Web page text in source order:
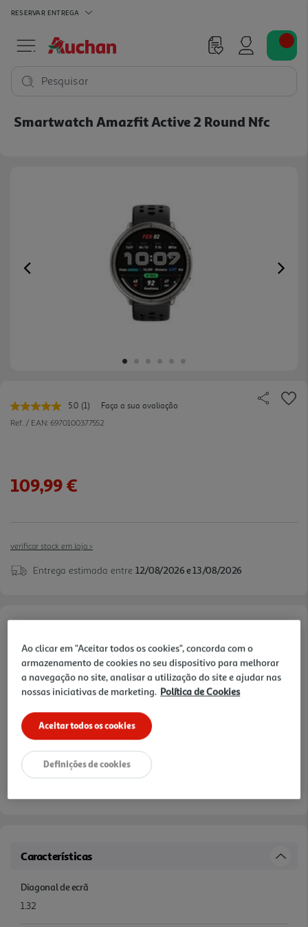
RESERVAR ENTREGA
Pesquisar
Smartwatch Amazfit Active 2 Round Nfc
Previous
5.0 Leu
uma
(1)
Faça a sua avaliação
Ref. / EAN: 6970100377552
109,99 €
verificar stock em loja >
Entrega estimada entre 12/08/2026 e 13/08/2026
TAEG: 18,4%
Pague com o seu
Cartão Oney Auchan
saiba mais >
3 meses sem juros
1º mês:- €Seguintes:
Características
Diagonal de ecrã
1.32
Ao clicar em "Aceitar todos os cookies", concorda com o
armazenamento de cookies no seu dispositivo para melhorar
a navegação no site, analisar a utilização do site e ajudar nas
nossas iniciativas de marketing. Política de Cookies
Aceitar todos os cookies
Definições de cookies